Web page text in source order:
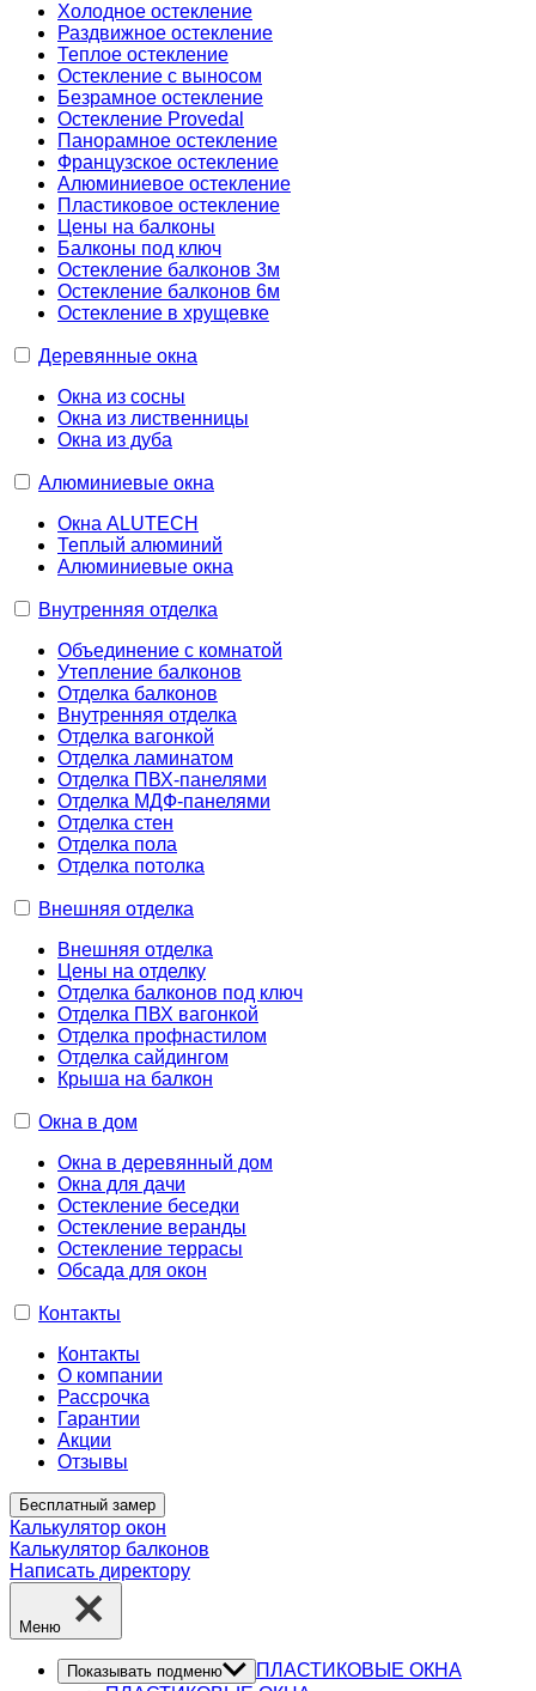
Холодное остекление
Раздвижное остекление
Теплое остекление
Остекление с выносом
Безрамное остекление
Остекление Provedal
Панорамное остекление
Французское остекление
Алюминиевое остекление
Пластиковое остекление
Цены на балконы
Балконы под ключ
Остекление балконов 3м
Остекление балконов 6м
Остекление в хрущевке
Деревянные окна
Окна из сосны
Окна из лиственницы
Окна из дуба
Алюминиевые окна
Окна ALUTECH
Теплый алюминий
Алюминиевые окна
Внутренняя отделка
Объединение с комнатой
Утепление балконов
Отделка балконов
Внутренняя отделка
Отделка вагонкой
Отделка ламинатом
Отделка ПВХ-панелями
Отделка МДФ-панелями
Отделка стен
Отделка пола
Отделка потолка
Внешняя отделка
Внешняя отделка
Цены на отделку
Отделка балконов под ключ
Отделка ПВХ вагонкой
Отделка профнастилом
Отделка сайдингом
Крыша на балкон
Окна в дом
Окна в деревянный дом
Окна для дачи
Остекление беседки
Остекление веранды
Остекление террасы
Обсада для окон
Контакты
Контакты
О компании
Рассрочка
Гарантии
Акции
Отзывы
Бесплатный замер
Калькулятор окон
Калькулятор балконов
Написать директору
Меню
Показывать подменю
ПЛАСТИКОВЫЕ ОКНА